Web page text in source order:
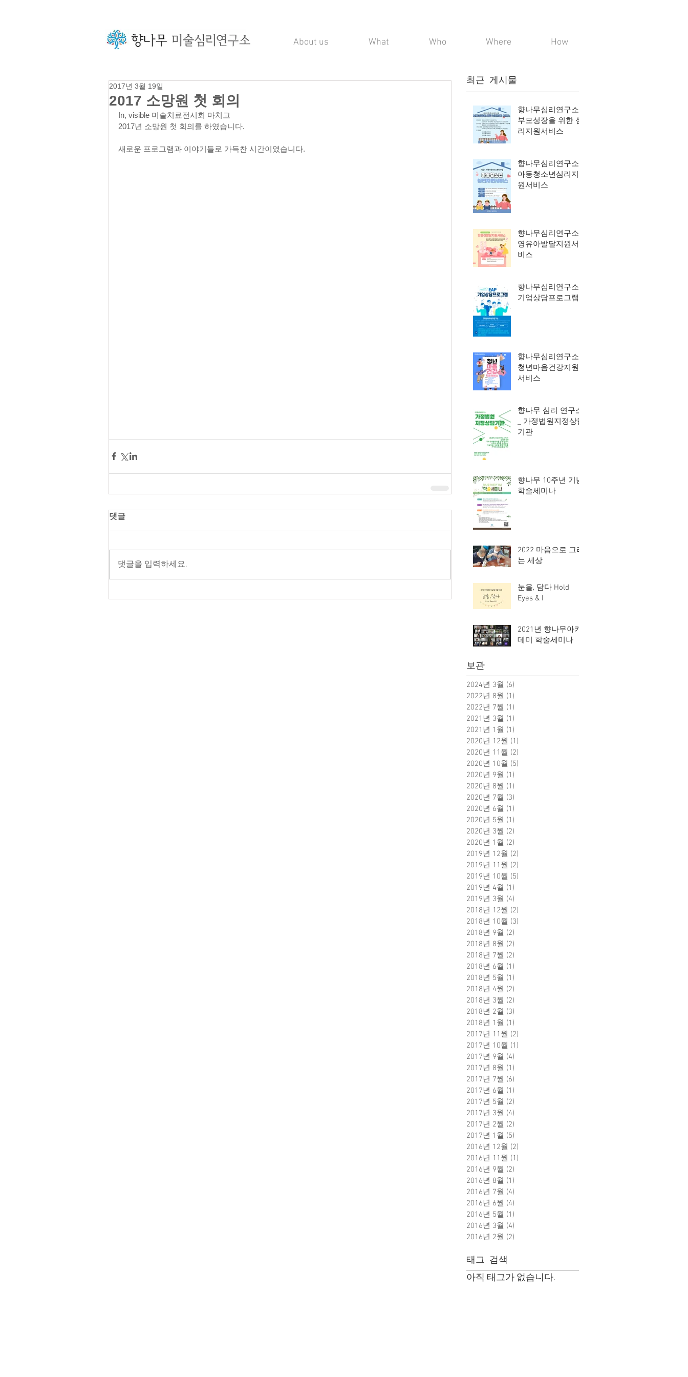
About us What Who Where How
2017 소망원 첫 회의
2017년 3월 19일
In, visible 미술치료전시회 마치고
2017년 소망원 첫 회의를 하였습니다.
새로운 프로그램과 이야기들로 가득찬 시간이였습니다.
댓글
댓글을 입력하세요.
최근 게시물
향나무심리연구소_
부모성장을 위한 심
리지원서비스
향나무심리연구소_
아동청소년심리지
원서비스
향나무심리연구소_
영유아발달지원서
비스
향나무심리연구소_
기업상담프로그램
향나무심리연구소_
청년마음건강지원
서비스
향나무 심리 연구소
_ 가정법원지정상담
기관
향나무 10주년 기념
학술세미나
2022 마음으로 그리
는 세상
눈을, 담다 Hold
Eyes & I
2021년 향나무아카
데미 학술세미나
보관
2024년 3월 (6)
2022년 8월 (1)
2022년 7월 (1)
2021년 3월 (1)
2021년 1월 (1)
2020년 12월 (1)
2020년 11월 (2)
2020년 10월 (5)
2020년 9월 (1)
2020년 8월 (1)
2020년 7월 (3)
2020년 6월 (1)
2020년 5월 (1)
2020년 3월 (2)
2020년 1월 (2)
2019년 12월 (2)
2019년 11월 (2)
2019년 10월 (5)
2019년 4월 (1)
2019년 3월 (4)
2018년 12월 (2)
2018년 10월 (3)
2018년 9월 (2)
2018년 8월 (2)
2018년 7월 (2)
2018년 6월 (1)
2018년 5월 (1)
2018년 4월 (2)
2018년 3월 (2)
2018년 2월 (3)
2018년 1월 (1)
2017년 11월 (2)
2017년 10월 (1)
2017년 9월 (4)
2017년 8월 (1)
2017년 7월 (6)
2017년 6월 (1)
2017년 5월 (2)
2017년 3월 (4)
2017년 2월 (2)
2017년 1월 (5)
2016년 12월 (2)
2016년 11월 (1)
2016년 9월 (2)
2016년 8월 (1)
2016년 7월 (4)
2016년 6월 (4)
2016년 5월 (1)
2016년 3월 (4)
2016년 2월 (2)
태그 검색
아직 태그가 없습니다.